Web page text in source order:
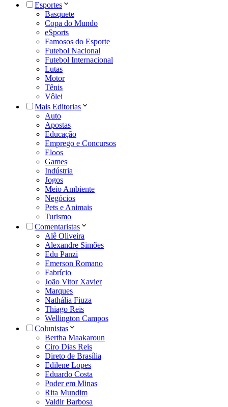
Esportes
Basquete
Copa do Mundo
eSports
Famosos do Esporte
Futebol Nacional
Futebol Internacional
Lutas
Motor
Tênis
Vôlei
Mais Editorias
Auto
Apostas
Educação
Emprego e Concursos
Eloos
Games
Indústria
Jogos
Meio Ambiente
Negócios
Pets e Animais
Turismo
Comentaristas
Alê Oliveira
Alexandre Simões
Edu Panzi
Emerson Romano
Fabrício
João Vitor Xavier
Marques
Nathália Fiuza
Thiago Reis
Wellington Campos
Colunistas
Bertha Maakaroun
Ciro Dias Reis
Direto de Brasília
Edilene Lopes
Eduardo Costa
Poder em Minas
Rita Mundim
Valdir Barbosa